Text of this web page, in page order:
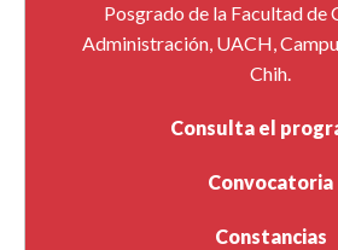
Posgrado de la Facultad de
Administración, UACH,
Chih.
Consulta el
Convocatoria
Constancias